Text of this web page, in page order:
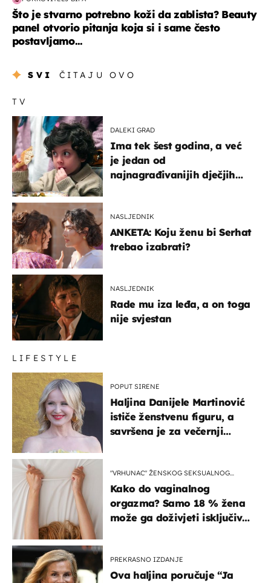
Što je stvarno potrebno koži da zablista? Beauty
panel otvorio pitanja koja si i same često
postavljamo...
SVI ČITAJU OVO
TV
DALEKI GRAD
Ima tek šest godina, a već
je jedan od
najnagrađivanijih dječjih
NASLJEDNIK
ANKETA: Koju ženu bi Serhat
trebao izabrati?
NASLJEDNIK
Rade mu iza leđa, a on toga
nije svjestan
LIFESTYLE
POPUT SIRENE
Haljina Danijele Martinović
ističe ženstvenu figuru, a
savršena je za večernji
"VRHUNAC" ŽENSKOG SEKSUALNOG
Kako do vaginalnog
orgazma? Samo 18 % žena
može ga doživjeti isključivo
PREKRASNO IZDANJE
Ova haljina poručuje “Ja